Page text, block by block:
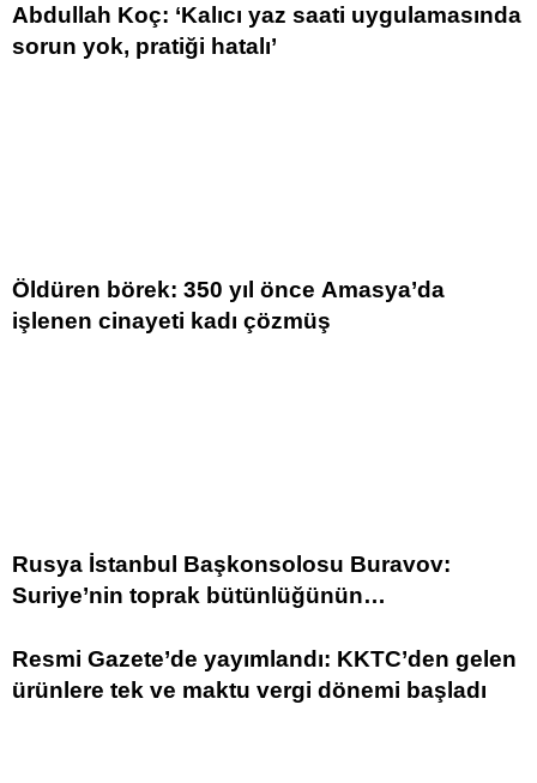
Abdullah Koç: ‘Kalıcı yaz saati uygulamasında
sorun yok, pratiği hatalı’
Öldüren börek: 350 yıl önce Amasya’da
işlenen cinayeti kadı çözmüş
Rusya İstanbul Başkonsolosu Buravov:
Suriye’nin toprak bütünlüğünün
Resmi Gazete’de yayımlandı: KKTC’den gelen
ürünlere tek ve maktu vergi dönemi başladı